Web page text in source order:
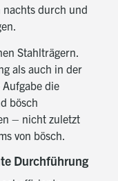
durch und
Stahlträgern.
als auch in der
die
bösch
– nicht zuletzt
von bösch.
Durchführung